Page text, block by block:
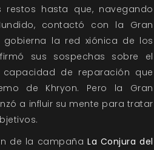
restos hasta que, navegando
contactó con la Gran
gobierna la red xiónica de los
sus sospechas sobre el
de reparación que
de Khryon. Pero la Gran
a influir su mente para tratar
de la campañaLa Conjura del